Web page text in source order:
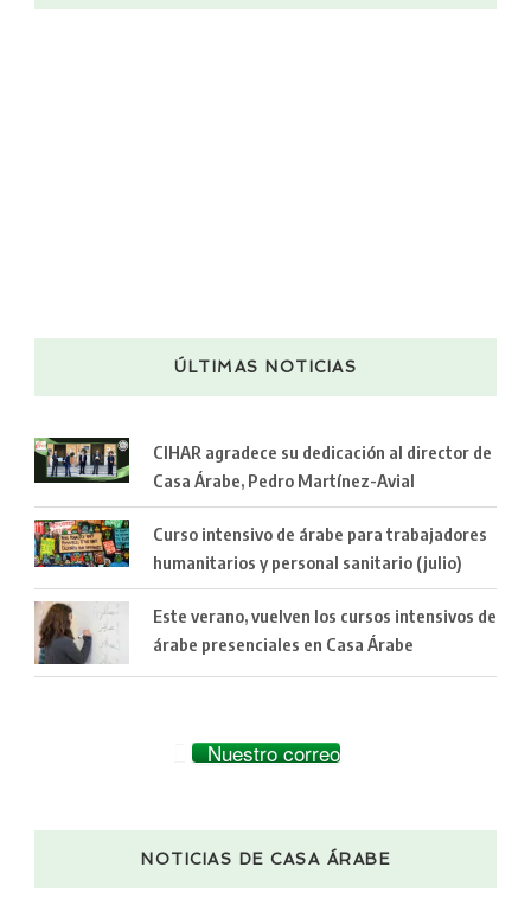
ÚLTIMAS NOTICIAS
CIHAR agradece su dedicación al director de
Casa Árabe, Pedro Martínez-Avial
Curso intensivo de árabe para trabajadores
humanitarios y personal sanitario (julio)
Este verano, vuelven los cursos intensivos de
árabe presenciales en Casa Árabe
Nuestro correo
NOTICIAS DE CASA ÁRABE